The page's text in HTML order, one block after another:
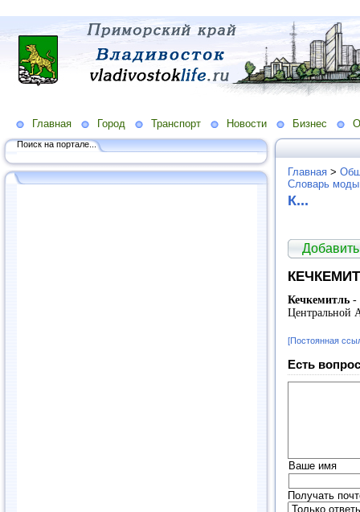
Главная Город Транспорт Новости Бизнес
Поиск на портале...
Главная >
Словарь
К...
Кечкемитль -
Центральной
[Постоянная
Есть
Ваше имя
Получать